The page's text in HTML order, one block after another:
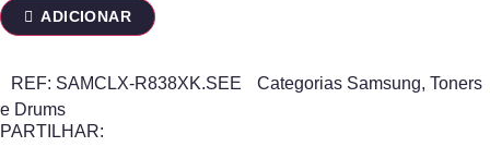
ADICIONAR
REF: SAMCLX-R838XK.SEE Categorias Samsung, Toners
e Drums
PARTILHAR: